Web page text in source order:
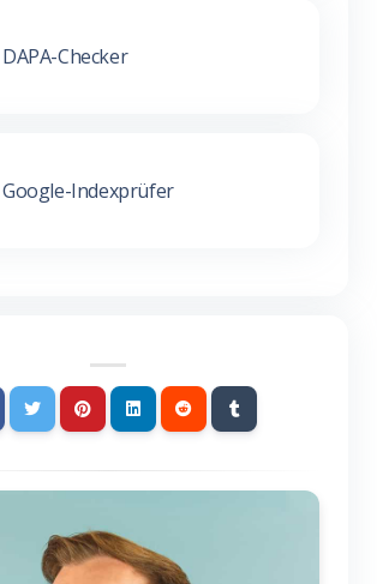
DAPA-Checker
Google-Indexprüfer